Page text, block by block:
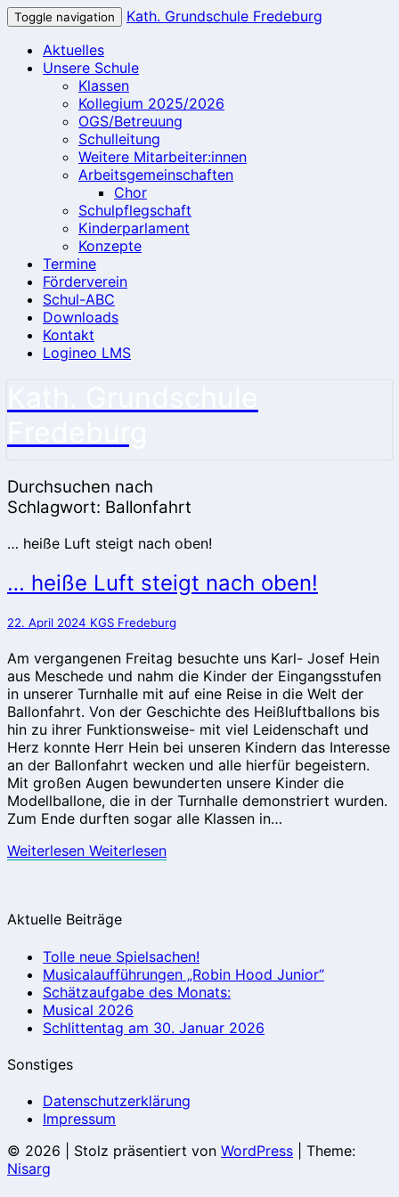
Toggle navigation
Kath. Grundschule Fredeburg
Aktuelles
Unsere Schule
Klassen
Kollegium 2025/2026
OGS/Betreuung
Schulleitung
Weitere Mitarbeiter:innen
Arbeitsgemeinschaften
Chor
Schulpflegschaft
Kinderparlament
Konzepte
Termine
Förderverein
Schul-ABC
Downloads
Kontakt
Logineo LMS
Durchsuchen nach
Schlagwort: Ballonfahrt
… heiße Luft steigt nach oben!
… heiße Luft steigt nach oben!
22. April 2024 KGS Fredeburg
Am vergangenen Freitag besuchte uns Karl- Josef Hein
aus Meschede und nahm die Kinder der Eingangsstufen
in unserer Turnhalle mit auf eine Reise in die Welt der
Ballonfahrt. Von der Geschichte des Heißluftballons bis
hin zu ihrer Funktionsweise- mit viel Leidenschaft und
Herz konnte Herr Hein bei unseren Kindern das Interesse
an der Ballonfahrt wecken und alle hierfür begeistern.
Mit großen Augen bewunderten unsere Kinder die
Modellballone, die in der Turnhalle demonstriert wurden.
Zum Ende durften sogar alle Klassen in…
Weiterlesen Weiterlesen
Aktuelle Beiträge
Tolle neue Spielsachen!
Musicalaufführungen „Robin Hood Junior“
Schätzaufgabe des Monats:
Musical 2026
Schlittentag am 30. Januar 2026
Sonstiges
Datenschutzerklärung
Impressum
© 2026
Stolz präsentiert von WordPress
Theme:
Nisarg